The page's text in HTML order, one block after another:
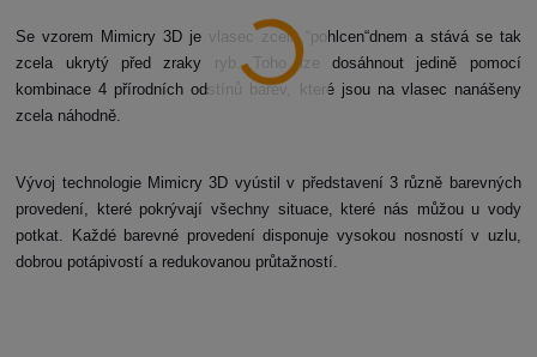
Se vzorem Mimicry 3D je vlasec zcela “pohlcen“dnem a stává se tak
zcela ukrytý před zraky ryb. Toho lze dosáhnout jedině pomocí
kombinace 4 přírodních odstínů barev, které jsou na vlasec nanášeny
zcela náhodně.
Vývoj technologie Mimicry 3D vyústil v představení 3 různě barevných
provedení, které pokrývají všechny situace, které nás můžou u vody
potkat. Každé barevné provedení disponuje vysokou nosností v uzlu,
dobrou potápivostí a redukovanou průtažností.